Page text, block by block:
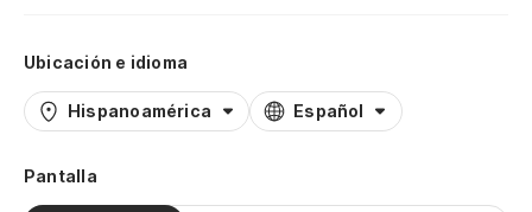
Ubicación e idioma
Hispanoamérica Español
Pantalla